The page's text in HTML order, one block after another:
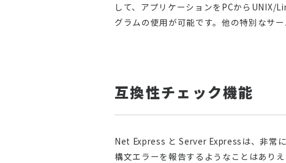
して、アプリケーションをPCからUNIX/
グラムの使用が可能です。他の特別なサ
互換性チェック機能
Net Express と Server Expressは、非常
構文エラーを報告するようなことはあり